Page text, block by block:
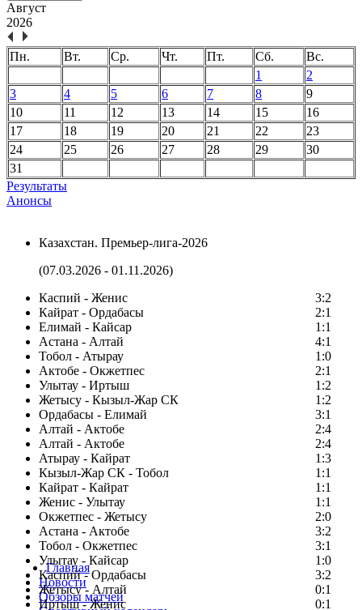
Август
2026
Пн. Вт. Ср. Чт. Пт. Сб.
Вс.
1
2
3
4 5 6 7 8
9
10
11 12 13 14 15
16
17
18 19 20 21 22
23
24
25 26 27 28 29
30
31
Результаты
Анонсы
Казахстан. Премьер-лига-2026
(07.03.2026 - 01.11.2026)
Каспий - Женис
3:2
Кайрат - Ордабасы
2:1
Елимай - Кайсар
1:1
Астана - Алтай
4:1
Тобол - Атырау
1:0
Актобе - Окжетпес
2:1
Улытау - Иртыш
1:2
Жетысу - Кызыл-Жар СК
1:2
Ордабасы - Елимай
3:1
Алтай - Актобе
2:4
Алтай - Актобе
2:4
Атырау - Кайрат
1:3
Кызыл-Жар СК - Тобол
1:1
Кайрат - Кайрат
1:1
Женис - Улытау
1:1
Окжетпес - Жетысу
2:0
Астана - Актобе
3:2
Тобол - Окжетпес
3:1
Улытау - Кайсар
1:0
Каспий - Ордабасы
3:2
Жетысу - Алтай
0:1
Иртыш - Женис
0:1
Главная
Новости
Обзоры матчей